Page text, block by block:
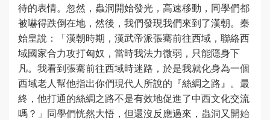
待的表情。忽然，蟲洞開始發光，高速移動，同學們都
被嚇得跌倒在地，然後，我們發現我們來到了漢朝。秦
始皇說：「漢朝時期，漢武帝派張騫前往西域，聯絡西
域國家合力攻打匈奴，當時我法力微弱，只能隱身下
凡。我看到張騫前往西域時迷路，於是我就化身為一個
西域老人幫他指出你們現代人所說的『絲綢之路』。最
終，他打通的絲綢之路不是有效地促進了中西文化交流
嗎？」同學們恍然大悟，但還沒反應過來，蟲洞又開始